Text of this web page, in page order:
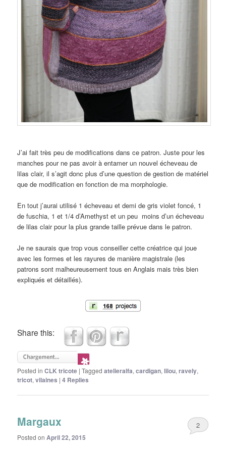
J’ai fait très peu de modifications dans ce patron. Juste pour les
manches pour ne pas avoir à entamer un nouvel écheveau de
lilas clair, il s’agit donc plus d’une question de gestion de matériel
que de modification en fonction de ma morphologie.
En tout j’aurai utilisé 1 écheveau et demi de gris violet foncé, 1
de fuschia, 1 et 1/4 d’Amethyst et un peu moins d’un écheveau
de lilas clair pour la plus grande taille prévue dans le patron.
Je ne saurais que trop vous conseiller cette créatrice qui joue
avec les formes et les rayures de manière magistrale (les
patrons sont malheureusement tous en Anglais mais très bien
expliqués et détaillés).
Share this:
Posted in CLK tricote |Tagged atelieralfa,cardigan,lilou,ravely,
tricot,vilaines |4 Replies
Margaux
Posted on April 22, 2015
2